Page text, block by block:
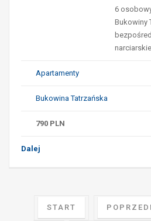
6
Bukowiny
Apartamenty
Bukowina Tatrzańska
790 PLN
Dalej
START